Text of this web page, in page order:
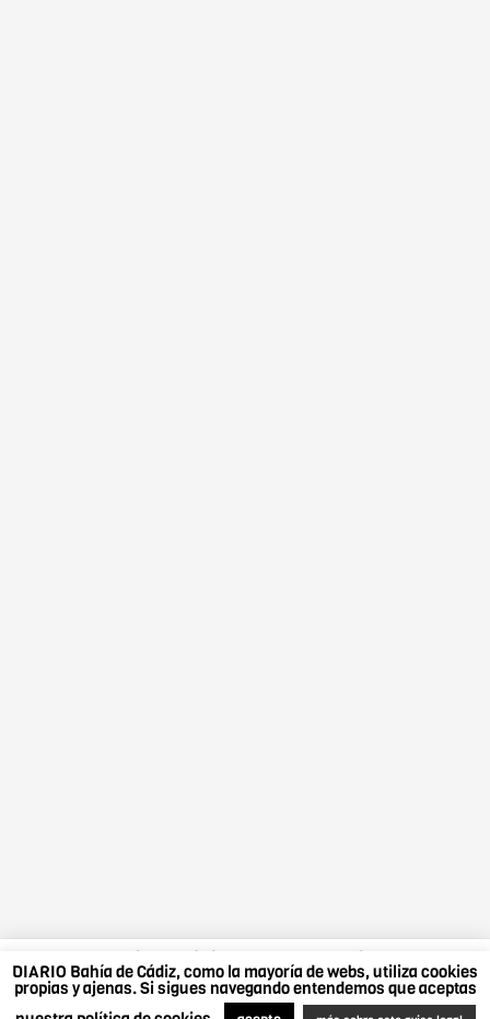
DIARIO Bahía de Cádiz, como la mayoría de webs, utiliza cookies
propias y ajenas. Si sigues navegando entendemos que aceptas
DIARIO Bahía de Cádiz, como la mayoría de webs,
utiliza cookies propias y ajenas. Si sigues navegando
entendemos que aceptas nuestra política de cookies.